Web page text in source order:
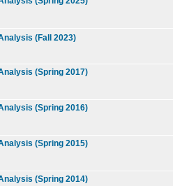
(Fall 2023)
(Spring 2017)
(Spring 2016)
(Spring 2015)
(Spring 2014)